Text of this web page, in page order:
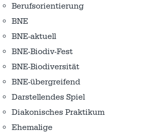
Berufsorientierung
BNE
BNE-aktuell
BNE-Biodiv-Fest
BNE-Biodiversität
BNE-übergreifend
Darstellendes Spiel
Diakonisches Praktikum
Ehemalige